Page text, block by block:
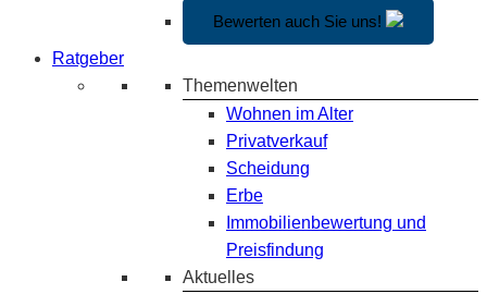
Bewerten auch Sie uns!
Ratgeber
Themenwelten
Wohnen im Alter
Privatverkauf
Scheidung
Erbe
Immobilienbewertung und
Preisfindung
Aktuelles